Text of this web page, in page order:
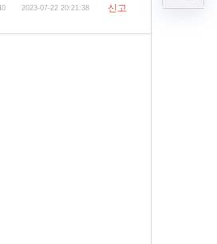
2023-07-22 20:21:38 신고